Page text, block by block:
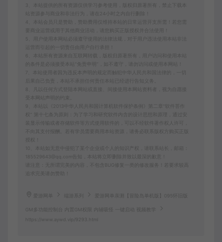
3、本站提供的所有资源仅供学习参考使用，版权归原著所有，禁止下载本
站资源参与商业和非法行为，请在24小时之内自行删除！
4、本站会员只是赞助，赞助费用仅维持本站的日常运营开支所需！若您需
要商业运营或用于其他商业活动，请您购买正版授权并合法使用！
5、用户使用本网站必须遵守使用的法律法规，对于用户违法使用本站非法
6、本站所有资源来自互联网转载，版权归原著所有，用户访问和使用本站
的条件是必须接受本站“免责申明”，如不遵守，请勿访问或使用本网站！
7、本站使用者因为违反本声明的规定而触犯中华人民共和国法律的，一切
后果自己负责，本站不承担任何责任本站已经进行告知义务。
8、凡以任何方式登陆本网站或直接、间接使用本网站资料者，视为自愿接
受本网站声明的约束。
9、本站以《2013中华人民共和国计算机软件保护条例》第二章"软件菩作
权” 第十七条为原则：为了学习和研究软件内含的设计思想和原理，通过安
装显示传输或者存储软件等方式使用软件的，可以不经软件著作权人许可，
不向其支付报酬。若有学员需要商用本站资源，请务必联系版权方购买正版
10、本站如无意中侵犯了某个企业或个人的知识产权，请联系站长，邮箱：
185529643@qq.com告知，本站将立即删除并致以最深的歉意！
请注意：无所谓完美的内容，不包含BUG修复一类的修改服务！若要求较高
追求完美请勿赞助！
爱游网单 端游系列 爱游网单亲测【冒险岛单机版】095怀旧版
GM多功能控制台 内置GM权限 内辅吸怪 一键启动 视频教学
https://www.aywd.vip/9293.html